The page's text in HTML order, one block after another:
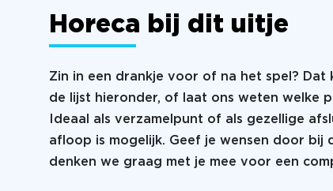
Horeca bij dit uitje
Zin in een drankje voor of na het spel? Dat
de lijst hieronder, of laat ons weten welke
Ideaal als verzamelpunt of als gezellige
afloop is mogelijk. Geef je wensen door bij
denken we graag met je mee voor een